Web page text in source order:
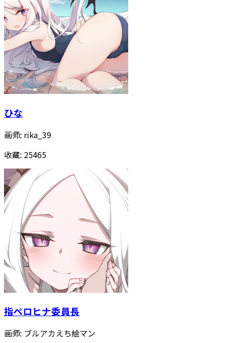
ひな
画师: rika_39
收藏: 25465
指ペロヒナ委員長
画师: ブルアカえち絵マン